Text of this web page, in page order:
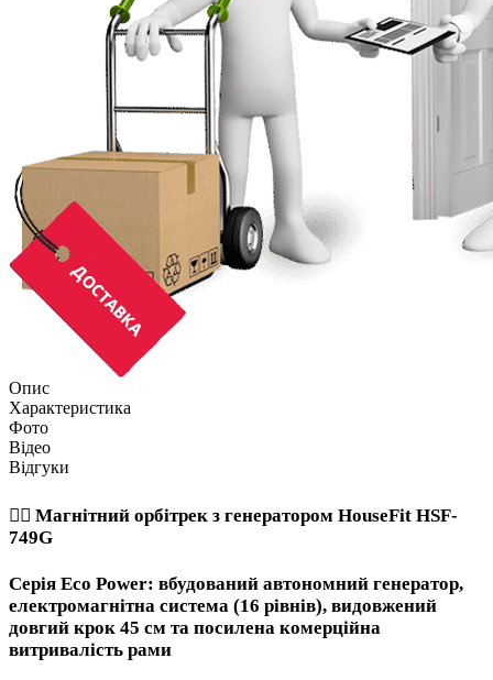
Опис
Характеристика
Фото
Відео
Відгуки
🏃‍♂️ Магнітний орбітрек з генератором HouseFit HSF-
749G
Серія Eco Power: вбудований автономний генератор,
електромагнітна система (16 рівнів), видовжений
довгий крок 45 см та посилена комерційна
витривалість рами